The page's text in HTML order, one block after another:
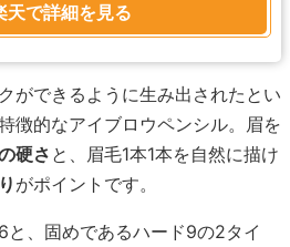
天で詳細を見る
ができるように生み出されたとい
徴的なアイブロウペンシル。眉を
硬さ と、眉毛1本1本を自然に描け
がポイントです。
、固めであるハード9の2タイ